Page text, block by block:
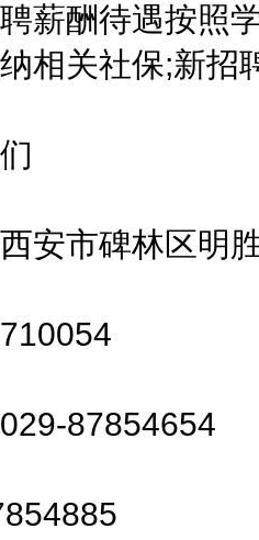
酬待遇按照学
相关社保;新招
市碑林区明
87854654